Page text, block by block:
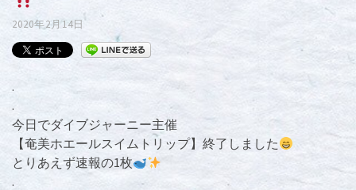
2020年2月14日
.
.
今日でダイブジャーニー主催
【奄美ホエールスイムトリップ】終了しました
とりあえず速報の1枚
.